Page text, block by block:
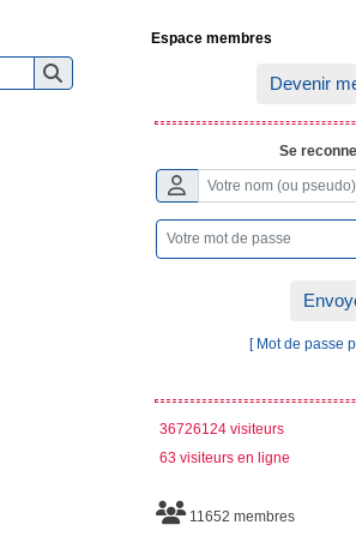
Espace membres
Devenir
Se
[ Mot de passe
36726124 visiteurs
63 visiteurs en ligne
11652 membres